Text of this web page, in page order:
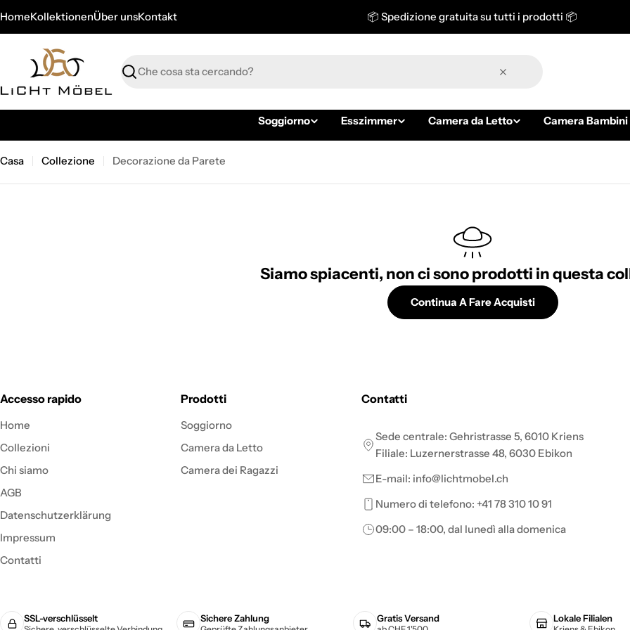
al
HomeKollektionenÜber unsKontakt 📦 Spedizione gratuita su tutti i prodotti 📦
Ricerca
Soggiorno Esszimmer Camera da Letto Camera Bambini
Casa Collezione Decorazione da Parete
Siamo spiacenti, non ci sono prodotti in questa
Continua A Fare Acquisti
Accesso rapido
Home
Collezioni
Chi siamo
AGB
Datenschutzerklärung
Impressum
Contatti
Prodotti
Soggiorno
Camera da Letto
Camera dei Ragazzi
Contatti
Sede centrale: Gehristrasse 5, 6010 Kriens
Filiale: Luzernerstrasse 48, 6030 Ebikon
E-mail: info@lichtmobel.ch
Numero di telefono: +41 78 310 10 91
09:00 – 18:00, dal lunedì alla domenica
SSL-verschlüsselt Sichere Zahlung Gratis Versand Lokale Filialen